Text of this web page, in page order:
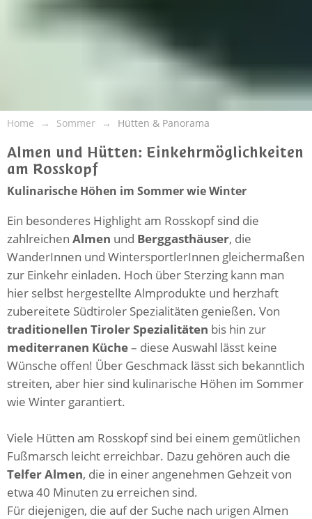
Home Sommer Hütten & Panorama
Almen und Hütten: Einkehrmöglichkeiten
am Rosskopf
Kulinarische Höhen im Sommer wie Winter
Ein besonderes Highlight am Rosskopf sind die
zahlreichen Almen und Berggasthäuser, die
WanderInnen und WintersportlerInnen gleichermaßen
zur Einkehr einladen. Hoch über Sterzing kann man
hier selbst hergestellte Almprodukte und herzhaft
zubereitete Südtiroler Spezialitäten genießen. Von
traditionellen Tiroler Spezialitäten bis hin zur
mediterranen Küche– diese Auswahl lässt keine
Wünsche offen! Über Geschmack lässt sich bekanntlich
streiten, aber hier sind kulinarische Höhen im Sommer
wie Winter garantiert.
Viele Hütten am Rosskopf sind bei einem gemütlichen
Fußmarsch leicht erreichbar. Dazu gehören auch die
Telfer Almen, die in einer angenehmen Gehzeit von
etwa 40 Minuten zu erreichen sind.
Für diejenigen, die auf der Suche nach urigen Almen